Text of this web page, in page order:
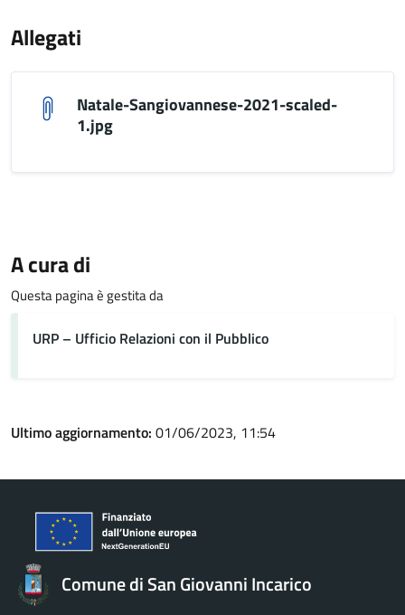
Allegati
Natale-Sangiovannese-2021-scaled-
1.jpg
A cura di
Questa pagina è gestita da
URP – Ufficio Relazioni con il Pubblico
Ultimo aggiornamento: 01/06/2023, 11:54
Comune di San Giovanni Incarico